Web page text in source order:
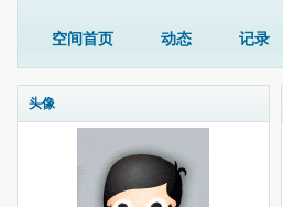
空间首页 动态 记录
头像